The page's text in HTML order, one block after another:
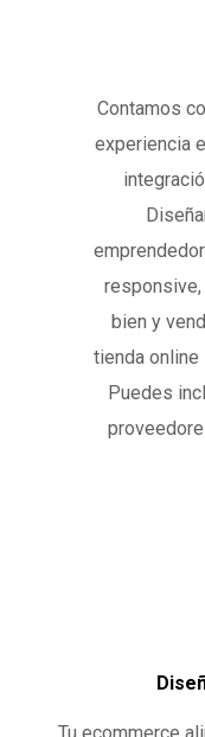
Contamos
experiencia
responsive,
bien y
tienda online
Puedes